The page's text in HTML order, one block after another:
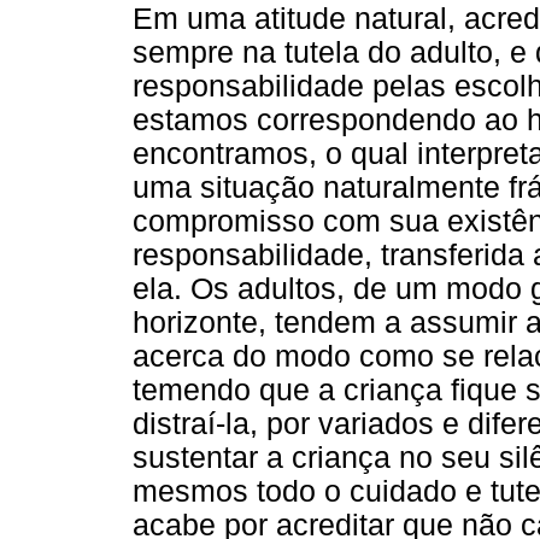
Em uma atitude natural,
sempre na tutela do adulto,
responsabilidade pelas
estamos correspondendo ao
encontramos, o qual
uma situação naturalmente
compromisso com sua
responsabilidade,
ela. Os adultos, de um modo
horizonte, tendem a assumir
acerca do modo como se
temendo que a criança fique
distraí-la, por variados e
sustentar a criança no seu
mesmos todo o cuidado e
acabe por acreditar que não